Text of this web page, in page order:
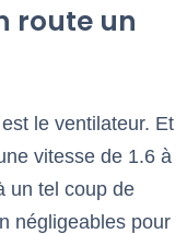
route un
le ventilateur. Et
vitesse de 1.6 à
un tel coup de
négligeables pour